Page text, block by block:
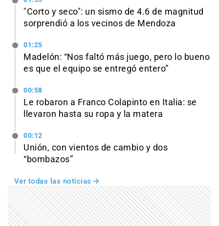
"Corto y seco": un sismo de 4.6 de magnitud
sorprendió a los vecinos de Mendoza
01:25
Madelón: “Nos faltó más juego, pero lo bueno
es que el equipo se entregó entero”
00:58
Le robaron a Franco Colapinto en Italia: se
llevaron hasta su ropa y la matera
00:12
Unión, con vientos de cambio y dos
“bombazos”
Ver todas las noticias